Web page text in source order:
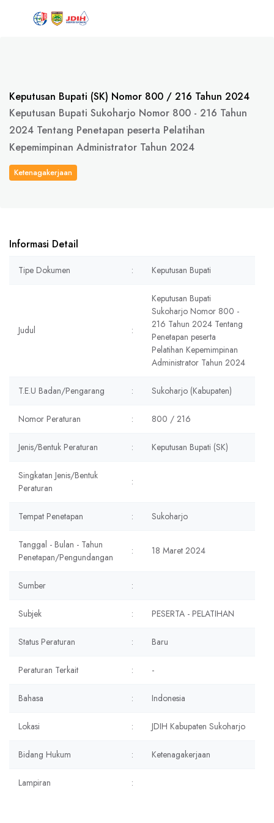
Keputusan Bupati (SK) Nomor 800 / 216 Tahun 2024
Keputusan Bupati Sukoharjo Nomor 800 - 216 Tahun
2024 Tentang Penetapan peserta Pelatihan
Kepemimpinan Administrator Tahun 2024
Ketenagakerjaan
Informasi Detail
Tipe Dokumen : Keputusan Bupati
Judul :
Keputusan Bupati
Sukoharjo Nomor 800 -
216 Tahun 2024 Tentang
Penetapan peserta
Pelatihan Kepemimpinan
Administrator Tahun 2024
T.E.U Badan/Pengarang : Sukoharjo (Kabupaten)
Nomor Peraturan : 800 / 216
Jenis/Bentuk Peraturan : Keputusan Bupati (SK)
Singkatan Jenis/Bentuk
Peraturan
:
Tempat Penetapan : Sukoharjo
Tanggal - Bulan - Tahun
Penetapan/Pengundangan
: 18 Maret 2024
Sumber :
Subjek : PESERTA - PELATIHAN
Status Peraturan : Baru
Peraturan Terkait : -
Bahasa : Indonesia
Lokasi : JDIH Kabupaten Sukoharjo
Bidang Hukum : Ketenagakerjaan
Lampiran :